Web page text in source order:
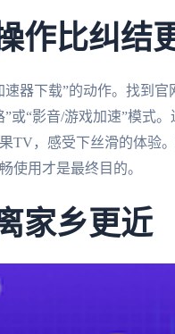
作比纠结
器下载”的动作。找到
或“影音/游戏加速”模式
TV，感受下丝滑的体验
使用才是最终目的。
家乡更近